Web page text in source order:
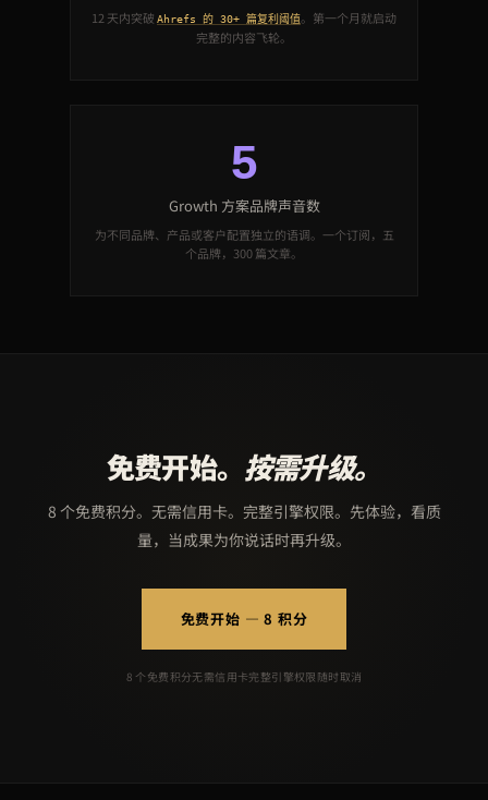
12 天内突破 Ahrefs 的 30+ 篇复利阈值。第一个月就启动
完整的内容飞轮。
5
Growth 方案品牌声音数
为不同品牌、产品或客户配置独立的语调。一个订阅，五
个品牌，300 篇文章。
免费开始。 按需升级。
8 个免费积分。无需信用卡。完整引擎权限。先体验，看质
量，当成果为你说话时再升级。
免费开始 — 8 积分
8 个免费积分无需信用卡完整引擎权限 随时取消